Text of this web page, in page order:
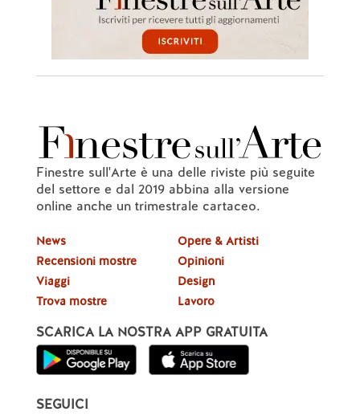
Finestre sull'Arte è una delle riviste più seguite
del settore e dal 2019 abbina alla versione
online anche un trimestrale cartaceo.
News
Recensioni mostre
Viaggi
Trova mostre
Opere & Artisti
Opinioni
Design
Lavoro
SCARICA LA NOSTRA APP GRATUITA
SEGUICI